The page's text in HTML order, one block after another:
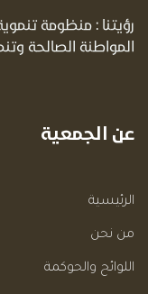
رؤيتنا : منظومة
المواطنة الصالحة
عن الجمعية
الرئيسية
من نحن
اللوائح والحوكمة